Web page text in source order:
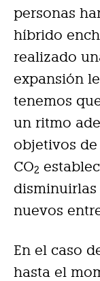
personas
híbrido
realizado
expansión
tenemos
un ritmo
objetivos
CO2
disminuirlas
nuevos
En el caso
hasta el